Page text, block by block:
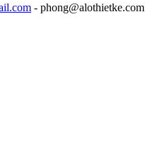
- phong@alothietke.com